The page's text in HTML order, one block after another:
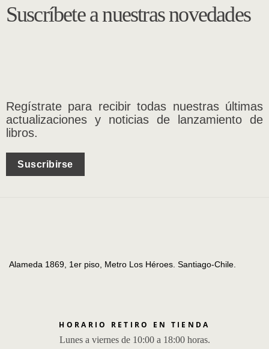
Suscríbete a nuestras novedades
Regístrate para recibir todas nuestras últimas
actualizaciones y noticias de lanzamiento de
libros.
Suscribirse
Alameda 1869, 1er piso, Metro Los Héroes. Santiago-Chile.
HORARIO RETIRO EN TIENDA
Lunes a viernes de 10:00 a 18:00 horas.